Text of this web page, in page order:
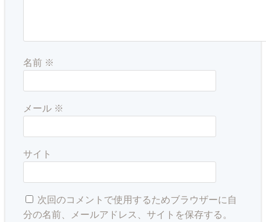
名前 ※
メール ※
サイト
次回のコメントで使用するためブラウザーに自
分の名前、メールアドレス、サイトを保存する。